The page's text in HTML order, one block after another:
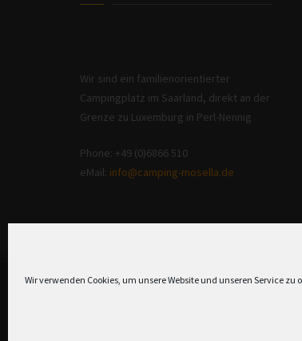
Wir verwenden Cookies, um unsere Website und unseren Service zu
Wir sind ein familienorientierter
Campingplatz im Saarland, direkt an der
Grenze zu Luxemburg in Perl-Nennig
Phone: +49 (0)6866 510
eMail: info@camping-mosella.de